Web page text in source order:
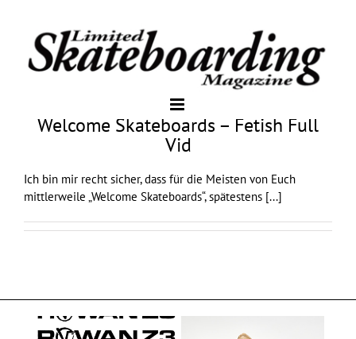
Welcome Skateboards – Fetish Full
Vid
Ich bin mir recht sicher, dass für die Meisten von Euch
mittlerweile „Welcome Skateboards“, spätestens [...]